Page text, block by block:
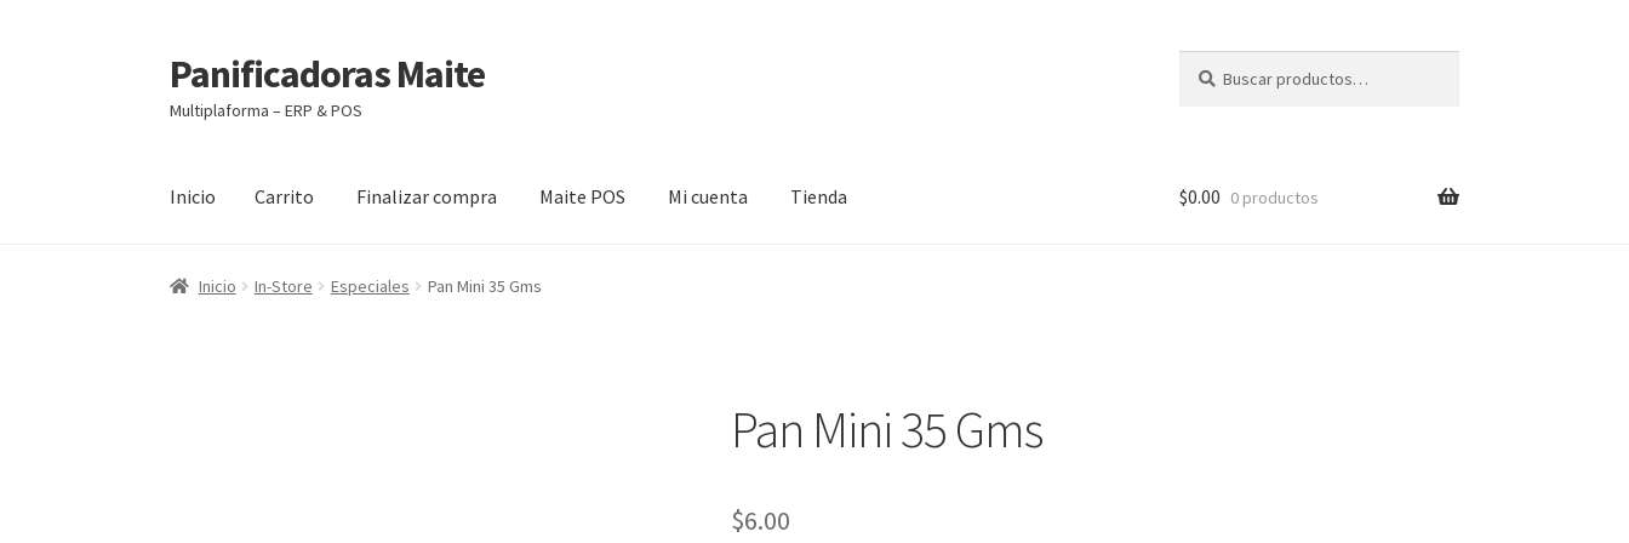
Ir
a
la
Ir
al
contenido
Panificadoras Maite
Multiplaforma – ERP & POS
por:
Inicio Carrito Finalizar compra Maite POS Mi cuenta Tienda
Inicio Carrito Finalizar compra Maite POS Mi cuenta
$0.00 0 productos
Inicio In-Store Especiales Pan Mini 35 Gms
Pan Mini 35 Gms
$6.00